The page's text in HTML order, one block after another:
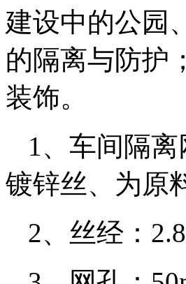
建设中的公园
的隔离与防护
装饰。
1、车间隔
镀锌丝、为原
2、丝经：